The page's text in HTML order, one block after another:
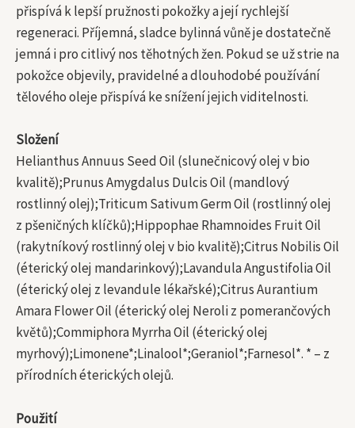
přispívá k lepší pružnosti pokožky a její rychlejší
regeneraci. Příjemná, sladce bylinná vůně je dostatečně
jemná i pro citlivý nos těhotných žen. Pokud se už strie na
pokožce objevily, pravidelné a dlouhodobé používání
tělového oleje přispívá ke snížení jejich viditelnosti.
Složení
Helianthus Annuus Seed Oil (slunečnicový olej v bio
kvalitě);Prunus Amygdalus Dulcis Oil (mandlový
rostlinný olej);Triticum Sativum Germ Oil (rostlinný olej
z pšeničných klíčků);Hippophae Rhamnoides Fruit Oil
(rakytníkový rostlinný olej v bio kvalitě);Citrus Nobilis Oil
(éterický olej mandarinkový);Lavandula Angustifolia Oil
(éterický olej z levandule lékařské);Citrus Aurantium
Amara Flower Oil (éterický olej Neroli z pomerančových
květů);Commiphora Myrrha Oil (éterický olej
myrhový);Limonene*;Linalool*;Geraniol*;Farnesol*. * – z
přírodních éterických olejů.
Použití